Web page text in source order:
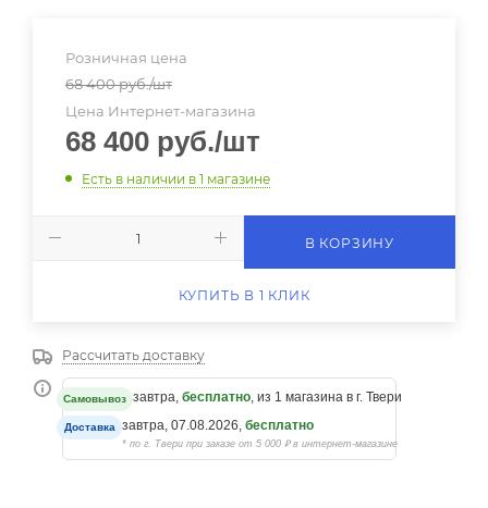
Розничная цена
68 400руб./шт
Цена Интернет-магазина
68 400 руб./шт
Есть в наличии в 1 магазине
В КОРЗИНУ
КУПИТЬ В 1 КЛИК
Рассчитать доставку
Самовывоз завтра, бесплатно , из 1 магазина в г. Твери
Доставка завтра, 07.08.2026, бесплатно
* по г. Твери при заказе от 5 000 ₽ в интернет-магазине